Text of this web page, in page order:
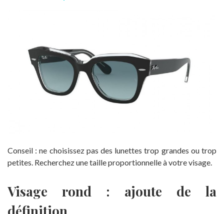
Conseil : ne choisissez pas des lunettes trop grandes ou trop
petites. Recherchez une taille proportionnelle à votre visage.
Visage rond : ajoute de la